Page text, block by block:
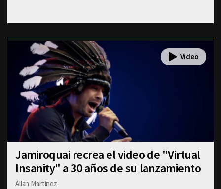
Jamiroquai recrea el video de "Virtual
Insanity" a 30 años de su lanzamiento
Allan Martinez